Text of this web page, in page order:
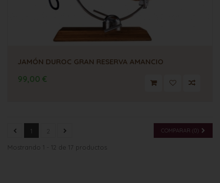
JAMÓN DUROC GRAN RESERVA AMANCIO
99,00 €
COMPARAR (0)
1
Mostrando 1 - 12 de 17 productos